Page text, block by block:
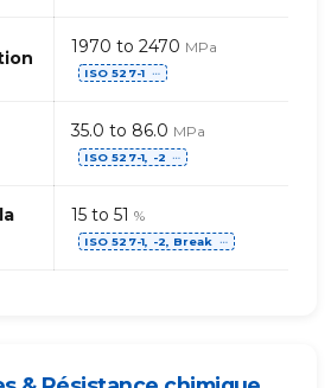
1970 to 2470 MPa
ISO 527-1 ⋯
35.0 to 86.0 MPa
ISO 527-1, -2 ⋯
15 to 51 %
ISO 527-1, -2, Break ⋯